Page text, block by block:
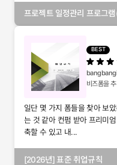
프로젝트 일정관리 프로그
BEST
비즈폼을
일단 몇 가지 폼들을 찾아 보
는 것 같아 컨펌 받아 프리미
축할 수 있고 내...
[2026년] 표준 취업규칙